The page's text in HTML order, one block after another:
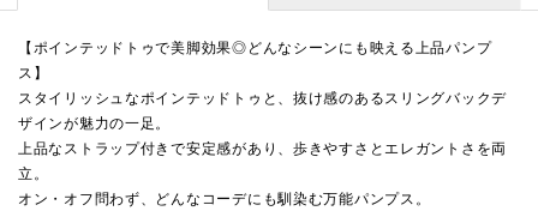
【ポインテッドトゥで美脚効果◎どんなシーンにも映える上品パンプ
ス】
スタイリッシュなポインテッドトゥと、抜け感のあるスリングバックデ
ザインが魅力の一足。
上品なストラップ付きで安定感があり、歩きやすさとエレガントさを両
立。
オン・オフ問わず、どんなコーデにも馴染む万能パンプス。